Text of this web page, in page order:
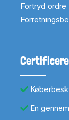
Fortryd ordre
En